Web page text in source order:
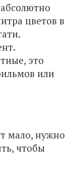
цветов в
это
или
мало, нужно
чтобы